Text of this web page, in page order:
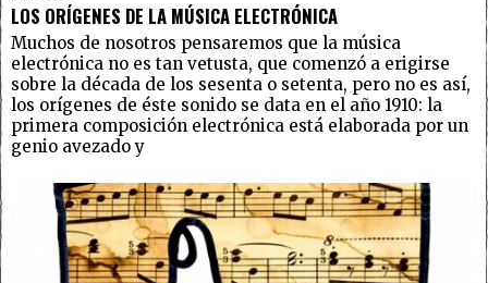
LOS ORÍGENES DE LA MÚSICA ELECTRÓNICA
Muchos de nosotros pensaremos que la música
electrónica no es tan vetusta, que comenzó a erigirse
sobre la década de los sesenta o setenta, pero no es así,
los orígenes de éste sonido se data en el año 1910: la
primera composición electrónica está elaborada por un
genio avezado y